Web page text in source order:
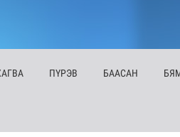
АГВА ПҮРЭВ БААСАН БЯ